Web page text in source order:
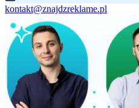
kontakt@znajdzreklame.pl